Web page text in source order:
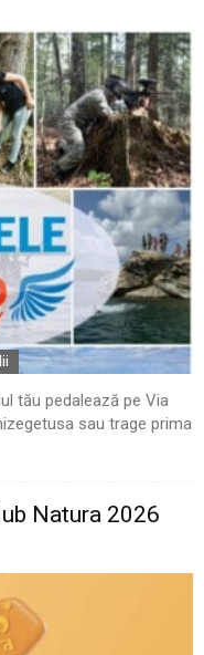
tău pedalează pe Via
sau trage prima
Natura 2026